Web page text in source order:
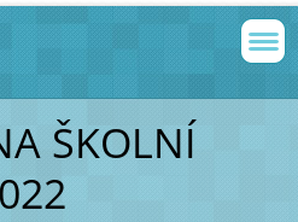
ŠKOLNÍ